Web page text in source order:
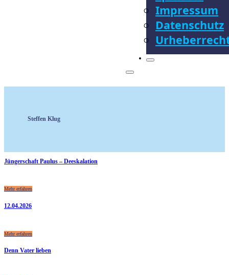
Impressum
Datenschutz
Steffen Klug
Jüngerschaft Paulus – Deeskalation
Mehr erfahren
12.04.2026
Mehr erfahren
Denn Vater lieben